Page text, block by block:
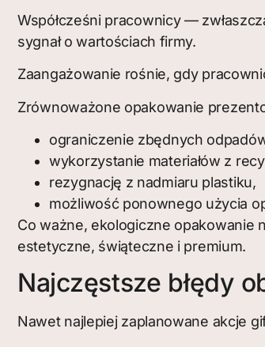
Współcześni pracownicy —
sygnał o wartościach firmy.
Zaangażowanie rośnie, gdy
Zrównoważone opakowanie
ograniczenie zbędnych
wykorzystanie materiałów z
rezygnację z nadmiaru plastiku,
możliwość ponownego użycia
Co ważne, ekologiczne opakowanie
estetyczne, świąteczne i premium.
Najczęstsze błędy
Nawet najlepiej zaplanowane akcje